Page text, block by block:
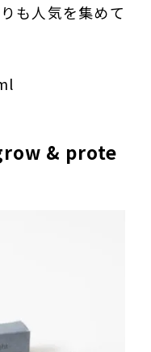
も人気を集めて
& prote